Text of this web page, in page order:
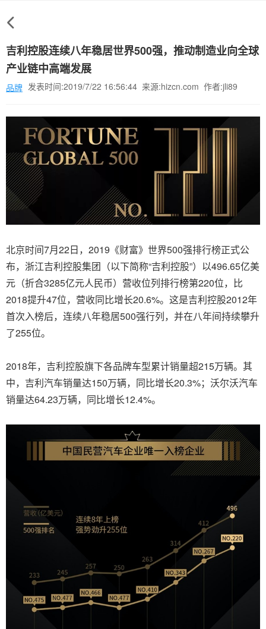
吉利控股连续八年稳居世界500强，推动制造业向全球
产业链中高端发展
品牌 发表时间:2019/7/22 16:56:44 来源:hizcn.com 作者:jli89
北京时间7月22日，2019《财富》世界500强排行榜正式公
布，浙江吉利控股集团（以下简称“吉利控股”）以496.65亿美
元（折合3285亿元人民币）营收位列排行榜第220位，比
2018提升47位，营收同比增长20.6%。这是吉利控股2012年
首次入榜后，连续八年稳居500强行列，并在八年间持续攀升
了255位。
2018年，吉利控股旗下各品牌车型累计销量超215万辆。其
中，吉利汽车销量达150万辆，同比增长20.3%；沃尔沃汽车
销量达64.23万辆，同比增长12.4%。